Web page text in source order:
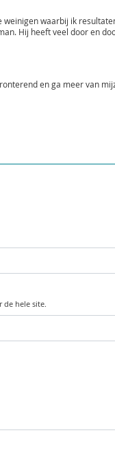
waarbij ik
Hij heeft veel door en
en ga meer van
de hele site.